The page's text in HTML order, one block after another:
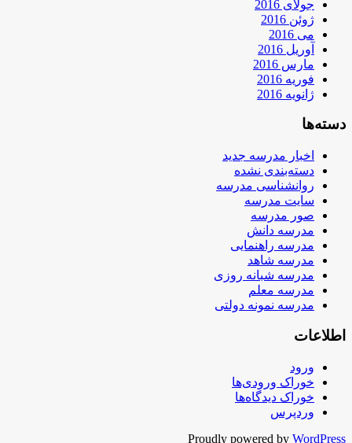
جولای 2016
ژوئن 2016
می 2016
آوریل 2016
مارس 2016
فوریه 2016
ژانویه 2016
دسته‌ها
اخبار مدرسه جدید
دسته‌بندی نشده
روانشناسی مدرسه
سایت مدرسه
صور مدرسه
مدرسه دانش
مدرسه راهنمایی
مدرسه شاهد
مدرسه شبانه روزی
مدرسه معلم
مدرسه نمونه دولتی
اطلاعات
ورود
خوراک ورودی‌ها
خوراک دیدگاه‌ها
وردپرس
Proudly powered by WordPress